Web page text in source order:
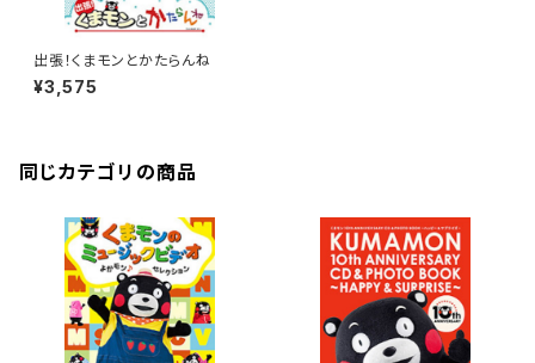
出張！くまモンとかたらんね
¥3,575
同じカテゴリの商品